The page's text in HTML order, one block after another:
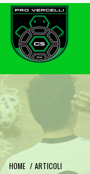
HOME / ARTICOLI